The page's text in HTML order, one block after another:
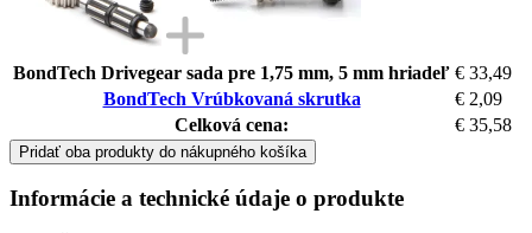
BondTech Drivegear sada pre 1,75 mm, 5 mm hriadeľ € 33,49
BondTech Vrúbkovaná skrutka
€ 2,09
Celková cena:
€ 35,58
Pridať oba produkty do nákupného košíka
Informácie a technické údaje o produkte